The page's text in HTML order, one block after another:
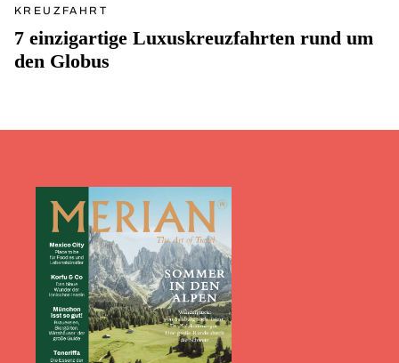
KREUZFAHRT
7 einzigartige Luxuskreuzfahrten rund um
den Globus